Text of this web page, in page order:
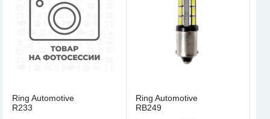
Ring Automotive
R233
Ring Automotive
RB249